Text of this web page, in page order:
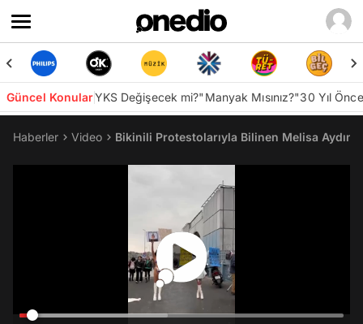
Güncel KonularYKS Değişecek mi?"Manyak Mısınız?"30 Yıl
Haberler Video Bikinili Protestolarıyla Bilinen Melisa